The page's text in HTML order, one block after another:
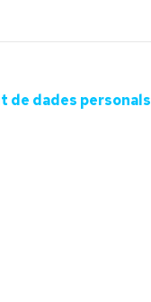
de dades personals